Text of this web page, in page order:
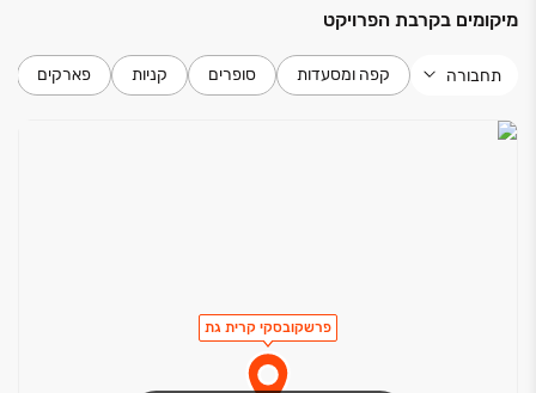
מיקומים בקרבת הפרויקט
תחבורה קפה ומסעדות סופרים קניות פארקים
פרשקובסקי קרית גת